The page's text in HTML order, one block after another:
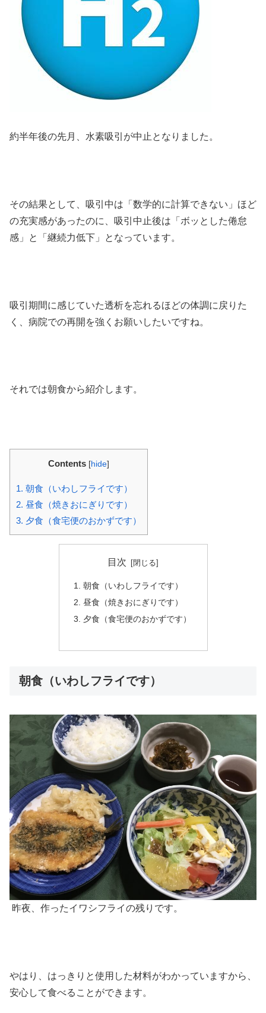
約半年後の先月、水素吸引が中止となりました。
その結果として、
吸引中は「数学的に計算できない」ほど
の充実感があったのに、
吸引中止後は「ボッとした倦怠
感」と「継続力低下」となっています。
吸引期間に感じていた透析を忘れるほどの体調に戻りた
く、病院での再開を強くお願いしたいですね。
それでは朝食から紹介します。
Contents [hide]
1. 朝食（いわしフライです）
2. 昼食（焼きおにぎりです）
3. 夕食（食宅便のおかずです）
目次
朝食（いわしフライです）
昼食（焼きおにぎりです）
夕食（食宅便のおかずです）
朝食（いわしフライです）
昨夜、作ったイワシフライの残りです。
やはり、はっきりと使用した材料がわかっていますから、
安心して食べることができます。